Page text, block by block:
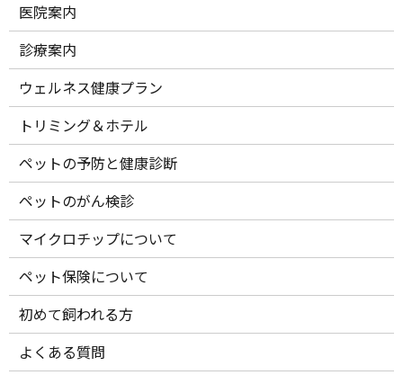
医院案内
診療案内
ウェルネス健康プラン
トリミング＆ホテル
ペットの予防と健康診断
ペットのがん検診
マイクロチップについて
ペット保険について
初めて飼われる方
よくある質問